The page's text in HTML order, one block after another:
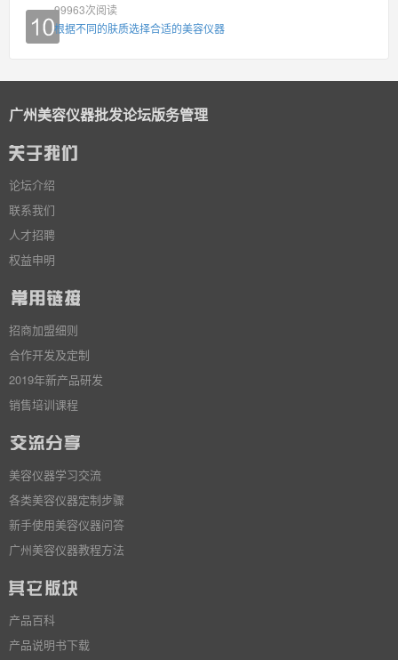
99963次阅读
根据不同的肤质选择合适的美容仪器
广州美容仪器批发论坛版务管理
论坛介绍
联系我们
人才招聘
权益申明
招商加盟细则
合作开发及定制
2019年新产品研发
销售培训课程
美容仪器学习交流
各类美容仪器定制步骤
新手使用美容仪器问答
广州美容仪器教程方法
产品百科
产品说明书下载